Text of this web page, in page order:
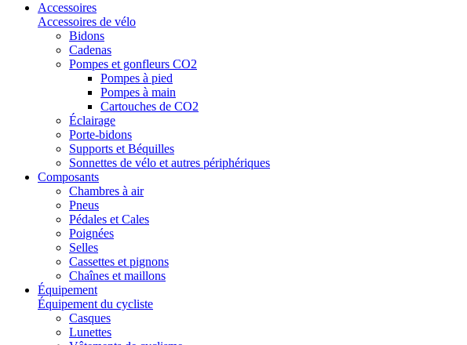
Accessoires
Accessoires de vélo
Bidons
Cadenas
Pompes et gonfleurs CO2
Pompes à pied
Pompes à main
Cartouches de CO2
Éclairage
Porte-bidons
Supports et Béquilles
Sonnettes de vélo et autres périphériques
Composants
Chambres à air
Pneus
Pédales et Cales
Poignées
Selles
Cassettes et pignons
Chaînes et maillons
Équipement
Équipement du cycliste
Casques
Lunettes